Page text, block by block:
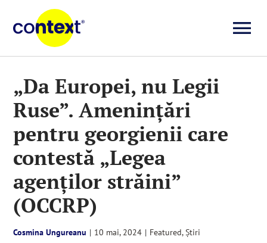
content
Știri
Explicative
Seriale
„Da Europei, nu Legii
Ruse”. Amenințări
pentru georgienii care
contestă „Legea
agenților străini”
(OCCRP)
Cosmina Ungureanu | 10 mai, 2024 | Featured,Știri